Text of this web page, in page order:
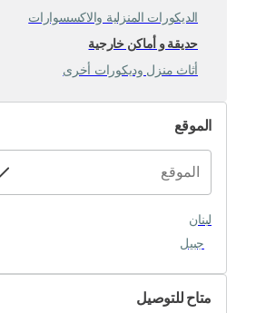
الديكورات المنزلية والاكسسوارات
حديقة و أماكن خارجية
أثاث منزل وديكورات أخرى
الموقع
لبنان
جبيل
متاح للتوصيل